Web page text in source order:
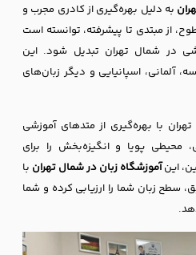
به دلیل بهره‌گیری از کادری مجرب و
از مبتدی تا پیشرفته، توانسته است
در شمال تهران تبدیل شود. این
آلمانی، اسپانیایی و دیگر زبان‌های
با بهره‌گیری از متدهای آموزشی
محیطی پویا و انگیزه‌بخش را برای
اینآموزشگاه زبان در شمال تهران با
سطح زبان شما را ارزیابی کرده و شما